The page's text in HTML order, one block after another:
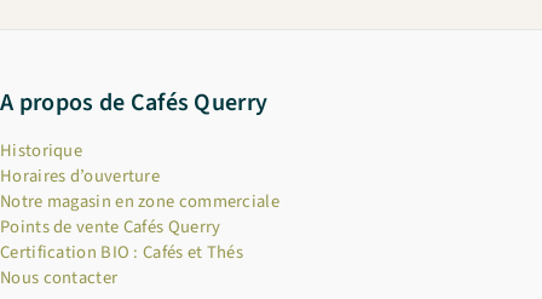
A propos de Cafés Querry
Historique
Horaires d’ouverture
Notre magasin en zone commerciale
Points de vente Cafés Querry
Certification BIO : Cafés et Thés
Nous contacter